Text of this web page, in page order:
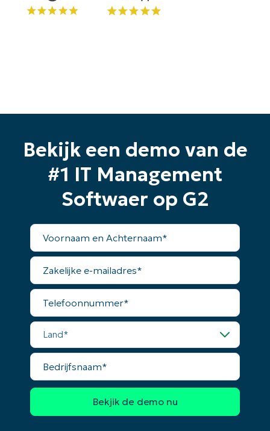
Bekijk een demo van de
#1 IT Management
Softwaer op G2
Voornaam
Achternaam*
Zakelijke
mailadres*
Telefoonnummer*
Land*
Bedrijfsnaam*